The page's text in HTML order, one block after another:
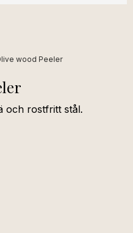
wood Peeler
och rostfritt stål.